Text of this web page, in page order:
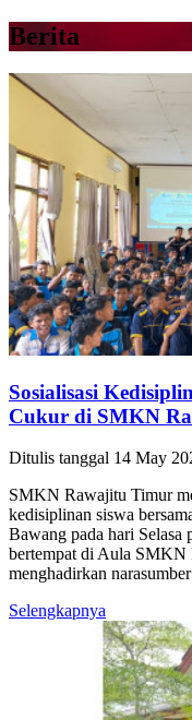
Berita
Sosialisasi
Cukur di SMKN
Ditulis tanggal 14 May
SMKN Rawajitu Timur
kedisiplinan siswa
Bawang pada hari
bertempat di Aula SMKN
menghadirkan
Selengkapnya